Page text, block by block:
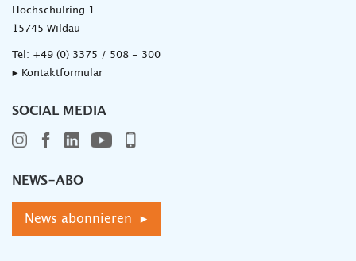
Hochschulring 1
15745 Wildau
Tel: +49 (0) 3375 / 508 - 300
▸ Kontaktformular
SOCIAL MEDIA
NEWS-ABO
News abonnieren ▸